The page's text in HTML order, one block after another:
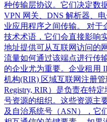
种传输层协议。它们决定数
VPN 网关、DNS 解析器、
业应用程序之间传输。 对于
技术术语，它们会直接影响
地址提供可从互联网访问的
流量如何通过该端点进行传
的企业尤为重要。企业租用
机构(RIR) 区域互联网注册管
Registry, RIR）是负责在特
号资源的组织。这些资源主
及自治系统号（ASN），它